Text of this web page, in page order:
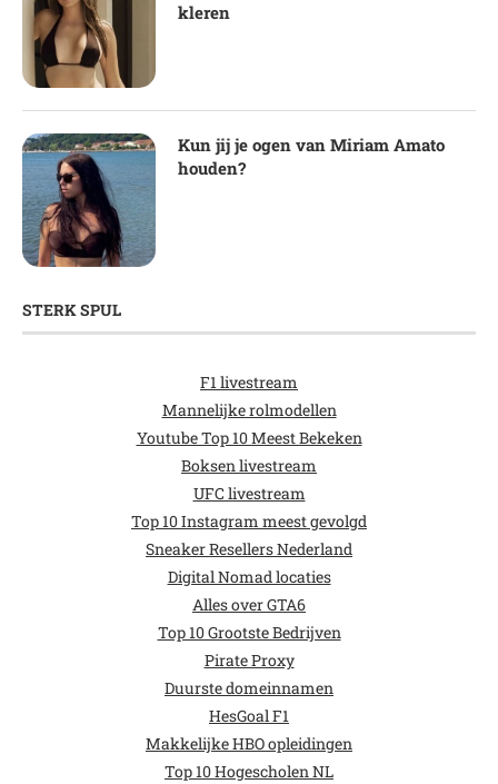
kleren
Kun jij je ogen van Miriam Amato
houden?
STERK SPUL
F1 livestream
Mannelijke rolmodellen
Youtube Top 10 Meest Bekeken
Boksen livestream
UFC livestream
Top 10 Instagram meest gevolgd
Sneaker Resellers Nederland
Digital Nomad locaties
Alles over GTA6
Top 10 Grootste Bedrijven
Pirate Proxy
Duurste domeinnamen
HesGoal F1
Makkelijke HBO opleidingen
Top 10 Hogescholen NL